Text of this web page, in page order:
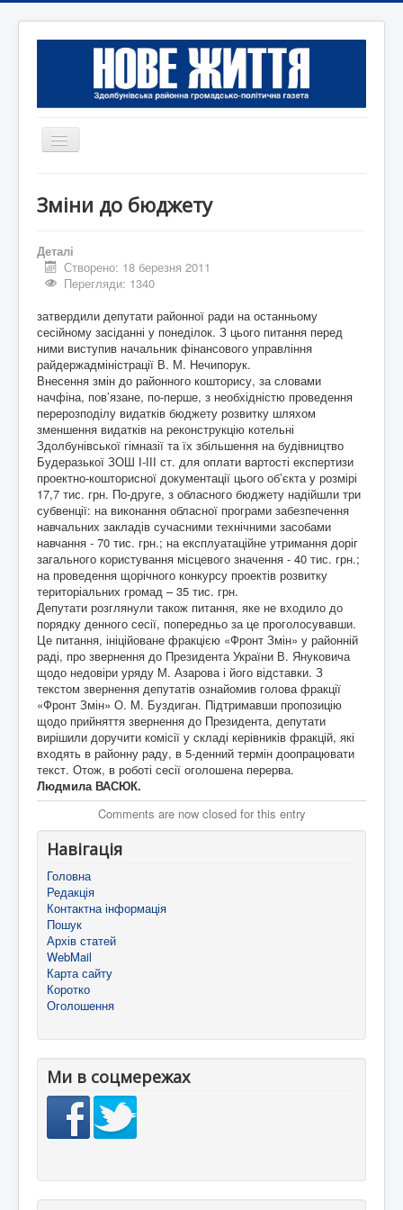
Перемикач
Редакція
Контактна інформація
Коротко
Зміни до бюджету
Деталі
Створено: 18 березня 2011
Перегляди: 1340
затвердили депутати районної ради на останньому
сесійному засіданні у понеділок. З цього питання перед
ними виступив начальник фінансового управління
райдержадміністрації В. М. Нечипорук.
Внесення змін до районного кошторису, за словами
начфіна, пов’язане, по-перше, з необхідністю проведення
перерозподілу видатків бюджету розвитку шляхом
зменшення видатків на реконструкцію котельні
Здолбунівської гімназії та їх збільшення на будівництво
Будеразької ЗОШ І-ІІІ ст. для оплати вартості експертизи
проектно-кошторисної документації цього об’єкта у розмірі
17,7 тис. грн. По-друге, з обласного бюджету надійшли три
субвенції: на виконання обласної програми забезпечення
навчальних закладів сучасними технічними засобами
навчання - 70 тис. грн.; на експлуатаційне утримання доріг
загального користування місцевого значення - 40 тис. грн.;
на проведення щорічного конкурсу проектів розвитку
територіальних громад – 35 тис. грн.
Депутати розглянули також питання, яке не входило до
порядку денного сесії, попередньо за це проголосувавши.
Це питання, ініційоване фракцією «Фронт Змін» у районній
раді, про звернення до Президента України В. Януковича
щодо недовіри уряду М. Азарова і його відставки. З
текстом звернення депутатів ознайомив голова фракції
«Фронт Змін» О. М. Буздиган. Підтримавши пропозицію
щодо прийняття звернення до Президента, депутати
вирішили доручити комісії у складі керівників фракцій, які
входять в районну раду, в 5-денний термін доопрацювати
текст. Отож, в роботі сесії оголошена перерва.
Людмила ВАСЮК.
Comments are now closed for this entry
Навігація
Головна
Редакція
Контактна інформація
Пошук
Архів статей
WebMail
Карта сайту
Коротко
Оголошення
Ми в соцмережах